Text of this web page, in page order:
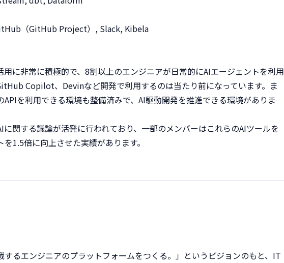
（GitHub Project）, Slack, Kibela
に非常に積極的で、8割以上のエンジニアが日常的にAIエージェントを利用
Copilot、Devinなど開発で利用するのは当たり前になっています。ま
を利用できる環境も整備済みで、AI駆動開発を推進できる環境がありま
関する議論が活発に行われており、一部のメンバーはこれらのAIツールを
1.5倍に向上させた実績があります。
するエンジニアのプラットフォームをつくる。」というビジョンのもと、IT